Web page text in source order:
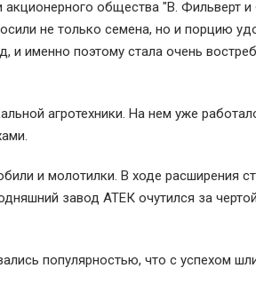
акционерного общества "В. Фильверт
не только семена, но и порцию
и именно поэтому стала очень
агротехники. На нем уже
и молотилки. В ходе расширения
завод АТЕК очутился за
популярностью, что с успехом